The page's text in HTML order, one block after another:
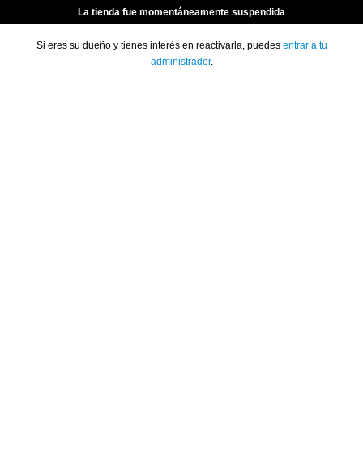
La tienda fue momentáneamente suspendida
Si eres su dueño y tienes interés en reactivarla, puedes entrar a tu
administrador.